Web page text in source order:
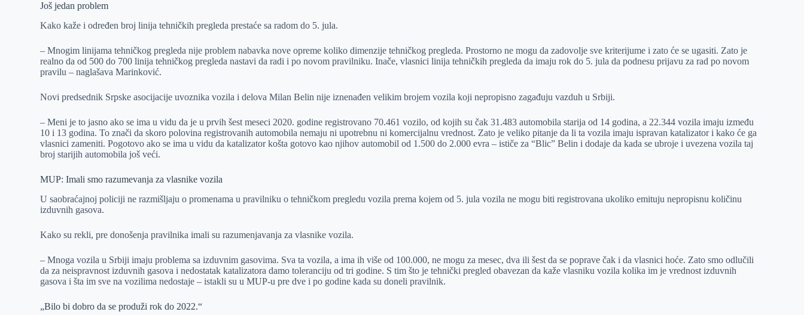
Još jedan problem
Kako kaže i određen broj linija tehničkih pregleda prestaće sa radom do 5. jula.
– Mnogim linijama tehničkog pregleda nije problem nabavka nove opreme koliko dimenzije tehničkog pregleda. Prostorno ne mogu da zadovolje sve kriterijume i zato će se ugasiti. Zato je
realno da od 500 do 700 linija tehničkog pregleda nastavi da radi i po novom pravilniku. Inače, vlasnici linija tehničkih pregleda da imaju rok do 5. jula da podnesu prijavu za rad po novom
pravilu – naglašava Marinković.
Novi predsednik Srpske asocijacije uvoznika vozila i delova Milan Belin nije iznenađen velikim brojem vozila koji nepropisno zagađuju vazduh u Srbiji.
– Meni je to jasno ako se ima u vidu da je u prvih šest meseci 2020. godine registrovano 70.461 vozilo, od kojih su čak 31.483 automobila starija od 14 godina, a 22.344 vozila imaju između
10 i 13 godina. To znači da skoro polovina registrovanih automobila nemaju ni upotrebnu ni komercijalnu vrednost. Zato je veliko pitanje da li ta vozila imaju ispravan katalizator i kako će ga
vlasnici zameniti. Pogotovo ako se ima u vidu da katalizator košta gotovo kao njihov automobil od 1.500 do 2.000 evra – ističe za “Blic” Belin i dodaje da kada se ubroje i uvezena vozila taj
broj starijih automobila još veći.
MUP: Imali smo razumevanja za vlasnike vozila
U saobraćajnoj policiji ne razmišljaju o promenama u pravilniku o tehničkom pregledu vozila prema kojem od 5. jula vozila ne mogu biti registrovana ukoliko emituju nepropisnu količinu
izduvnih gasova.
Kako su rekli, pre donošenja pravilnika imali su razumenjavanja za vlasnike vozila.
– Mnoga vozila u Srbiji imaju problema sa izduvnim gasovima. Sva ta vozila, a ima ih više od 100.000, ne mogu za mesec, dva ili šest da se poprave čak i da vlasnici hoće. Zato smo odlučili
da za neispravnost izduvnih gasova i nedostatak katalizatora damo toleranciju od tri godine. S tim što je tehnički pregled obavezan da kaže vlasniku vozila kolika im je vrednost izduvnih
gasova i šta im sve na vozilima nedostaje – istakli su u MUP-u pre dve i po godine kada su doneli pravilnik.
„Bilo bi dobro da se produži rok do 2022.“